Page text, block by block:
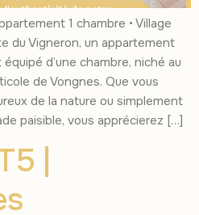
1 chambre • Village
du Vigneron, un appartement
d’une chambre, niché au
de Vongnes. Que vous
de la nature ou simplement
paisible, vous apprécierez […]
|